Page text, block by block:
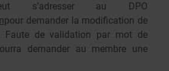
s’adresser au DPO
pour demander la modification de
Faute de validation par mot de
demander au membre une